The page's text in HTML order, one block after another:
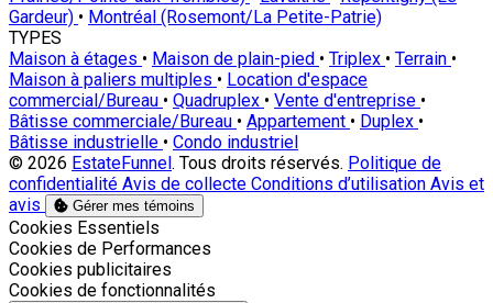
Gardeur) • Montréal (Rosemont/La Petite-Patrie)
TYPES
Maison à étages • Maison de plain-pied • Triplex • Terrain •
Maison à paliers multiples • Location d'espace
commercial/Bureau • Quadruplex • Vente d'entreprise •
Bâtisse commerciale/Bureau • Appartement • Duplex •
Bâtisse industrielle • Condo industriel
© 2026 EstateFunnel. Tous droits réservés. Politique de
confidentialité Avis de collecte Conditions d’utilisation Avis et
avis
Gérer mes témoins
Activer
Cookies Essentiels
Activer
Cookies de Performances
Activer
Cookies publicitaires
Activer
Cookies de fonctionnalités